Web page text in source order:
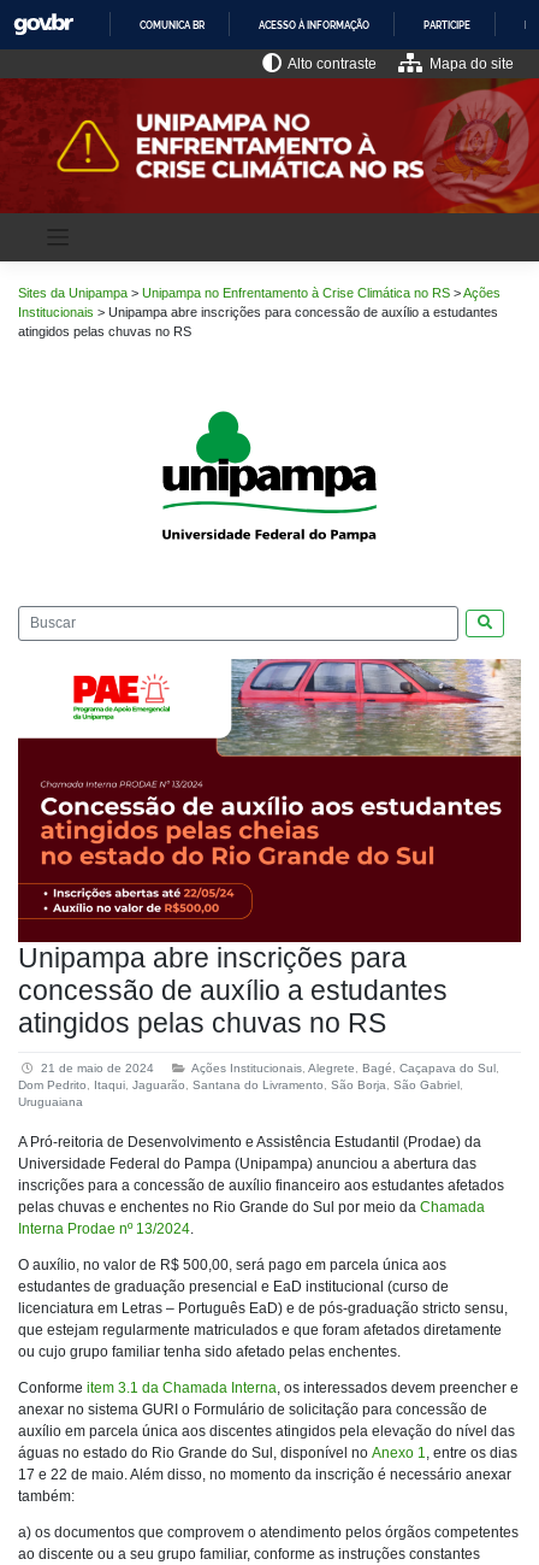
para
o
conteúdo
IR
PARA
COMUNICA BR ACESSO À INFORMAÇÃO PARTICIPE
Alto contraste Mapa do site
Sites da Unipampa > Unipampa no Enfrentamento à Crise Climática no RS >Ações
Institucionais > Unipampa abre inscrições para concessão de auxílio a estudantes
atingidos pelas chuvas no RS
Unipampa abre inscrições para
concessão de auxílio a estudantes
atingidos pelas chuvas no RS
21 de maio de 2024 Ações Institucionais Alegrete Bagé Caçapava do Sul
Dom Pedrito
Itaqui Jaguarão Santana do Livramento São Borja São Gabriel
Uruguaiana
A Pró-reitoria de Desenvolvimento e Assistência Estudantil (Prodae) da
Universidade Federal do Pampa (Unipampa) anunciou a abertura das
inscrições para a concessão de auxílio financeiro aos estudantes afetados
pelas chuvas e enchentes no Rio Grande do Sul por meio da Chamada
Interna Prodae nº 13/2024
O auxílio, no valor de R$ 500,00, será pago em parcela única aos
estudantes de graduação presencial e EaD institucional (curso de
licenciatura em Letras – Português EaD) e de pós-graduação stricto sensu,
que estejam regularmente matriculados e que foram afetados diretamente
ou cujo grupo familiar tenha sido afetado pelas enchentes.
Conforme item 3.1 da Chamada Interna , os interessados devem preencher e
anexar no sistema GURI o Formulário de solicitação para concessão de
auxílio em parcela única aos discentes atingidos pela elevação do nível das
águas no estado do Rio Grande do Sul, disponível no Anexo 1
, entre os dias
17 e 22 de maio. Além disso, no momento da inscrição é necessário anexar
também:
a) os documentos que comprovem o atendimento pelos órgãos competentes
ao discente ou a seu grupo familiar, conforme as instruções constantes